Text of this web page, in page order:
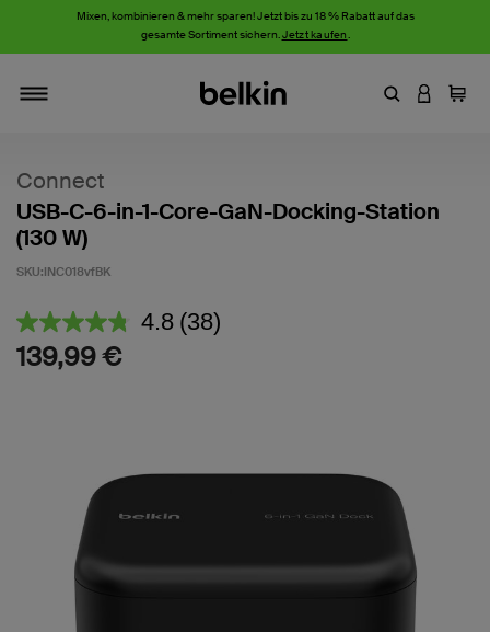
Mixen, kombinieren & mehr sparen! Jetzt bis zu 18 % Rabatt auf das
gesamte Sortiment sichern.Jetzt kaufen.
Stichwort
AN
Connect
USB-C-6-in-1-Core-GaN-Docking-Station
(130 W)
SKU:INC018vfBK
3,3 von 5 Kundenrezension
4.8 38
(38)
139,99 €